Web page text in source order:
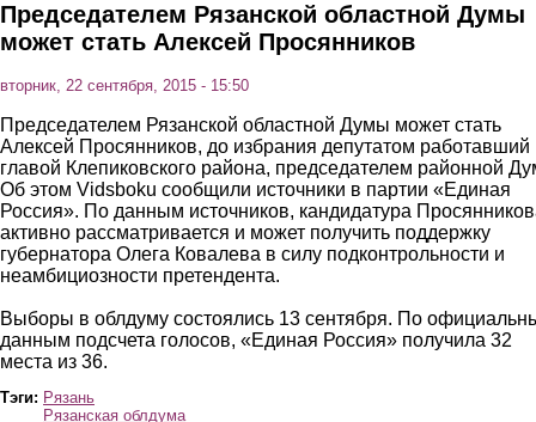
Председателем Рязанской областной Думы
может стать Алексей Просянников
вторник, 22 сентября, 2015 - 15:50
Председателем Рязанской областной Думы может стать
Алексей Просянников, до избрания депутатом работавший
главой Клепиковского района, председателем районной
Об этом Vidsboku сообщили источники в партии «Единая
Россия». По данным источников, кандидатура
активно рассматривается и может получить поддержку
губернатора Олега Ковалева в силу подконтрольности и
неамбициозности претендента.
Выборы в облдуму состоялись 13 сентября. По
данным подсчета голосов, «Единая Россия» получила 32
места из 36.
Тэги: Рязань
Рязанская облдума